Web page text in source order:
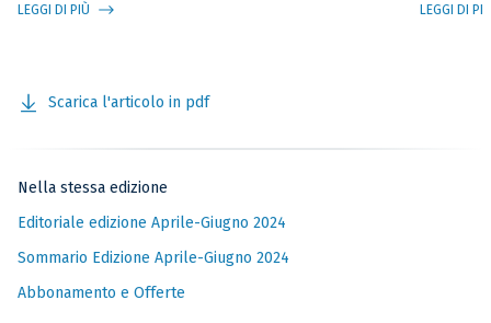
LEGGI DI PIÙ LEGGI DI
Scarica l'articolo in pdf
Nella stessa edizione
Editoriale edizione Aprile-Giugno 2024
Sommario Edizione Aprile-Giugno 2024
Abbonamento e Offerte